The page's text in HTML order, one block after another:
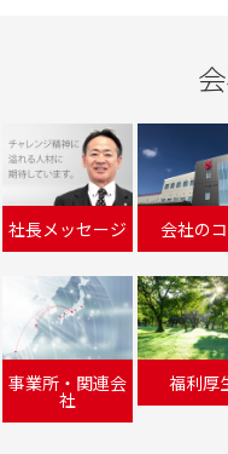
社長メッセージ 会社の
事業所・関連会
社
福利厚